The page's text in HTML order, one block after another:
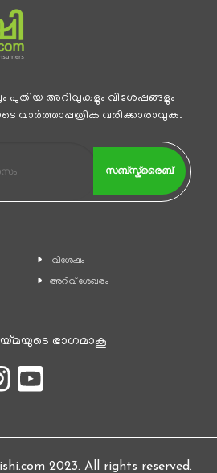
പുതിയ അറിവുകളും വിശേഷങ്ങളും
വാര്‍ത്താപ്പത്രിക വരിക്കാരാവുക.
സബ്സ്ക്രൈബ്
വിശേഷം
അറിവ് ശേഖരം
ഭാഗമാകൂ
2023. All rights reserved.